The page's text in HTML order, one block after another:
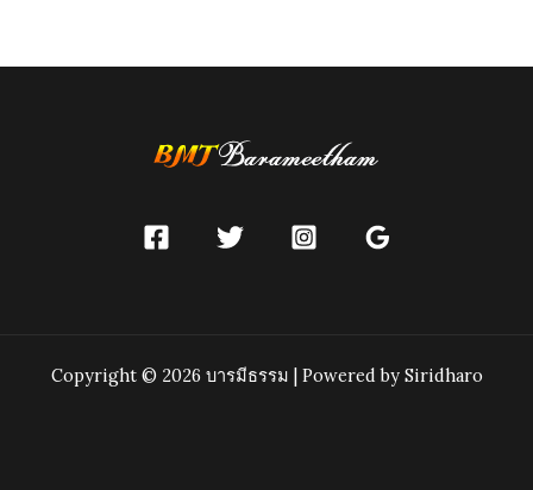
Copyright © 2026 บารมีธรรม | Powered by Siridharo